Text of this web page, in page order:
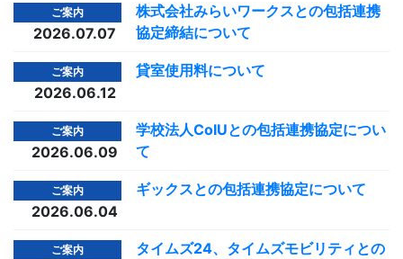
ご案内
2026.07.07
株式会社みらいワークスとの包括連携
協定締結について
ご案内
2026.06.12
貸室使用料について
ご案内
2026.06.09
学校法人CoIUとの包括連携協定につい
て
ご案内
2026.06.04
ギックスとの包括連携協定について
ご案内
タイムズ24、タイムズモビリティとの